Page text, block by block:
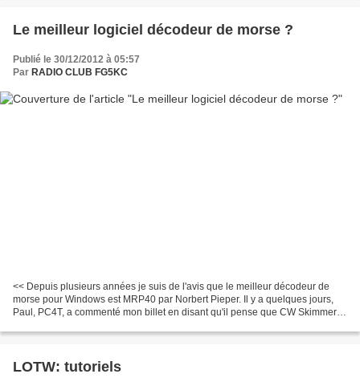
Le meilleur logiciel décodeur de morse ?
Publié le 30/12/2012 à 05:57
Par RADIO CLUB FG5KC
<< Depuis plusieurs années je suis de l'avis que le meilleur décodeur de
morse pour Windows est MRP40 par Norbert Pieper. Il y a quelques jours,
Paul, PC4T, a commenté mon billet en disant qu'il pense que CW Skimmer
LOTW: tutoriels